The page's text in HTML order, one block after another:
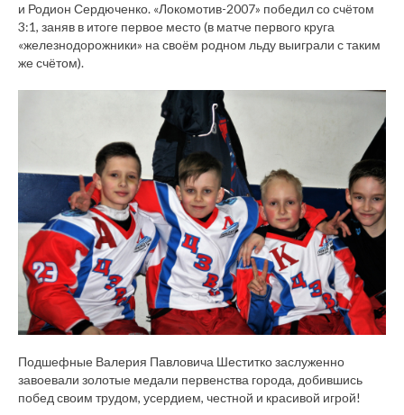
и Родион Сердюченко. «Локомотив-2007» победил со счётом
3:1, заняв в итоге первое место (в матче первого круга
«железнодорожники» на своём родном льду выиграли с таким
же счётом).
Подшефные Валерия Павловича Шеститко заслуженно
завоевали золотые медали первенства города, добившись
побед своим трудом, усердием, честной и красивой игрой!